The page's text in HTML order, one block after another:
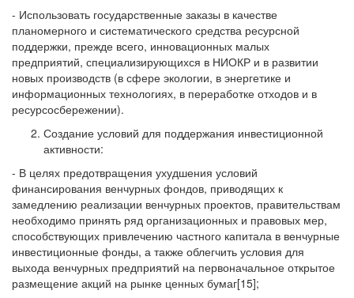
- Использовать государственные заказы в качестве
планомерного и систематического средства ресурсной
поддержки, прежде всего, инновационных малых
предприятий, специализирующихся в НИОКР и в развитии
новых производств (в сфере экологии, в энергетике и
информационных технологиях, в переработке отходов и в
ресурсосбережении).
Создание условий для поддержания инвестиционной
активности:
- В целях предотвращения ухудшения условий
финансирования венчурных фондов, приводящих к
замедлению реализации венчурных проектов, правительствам
необходимо принять ряд организационных и правовых мер,
способствующих привлечению частного капитала в венчурные
инвестиционные фонды, а также облегчить условия для
выхода венчурных предприятий на первоначальное открытое
размещение акций на рынке ценных бумаг[15];